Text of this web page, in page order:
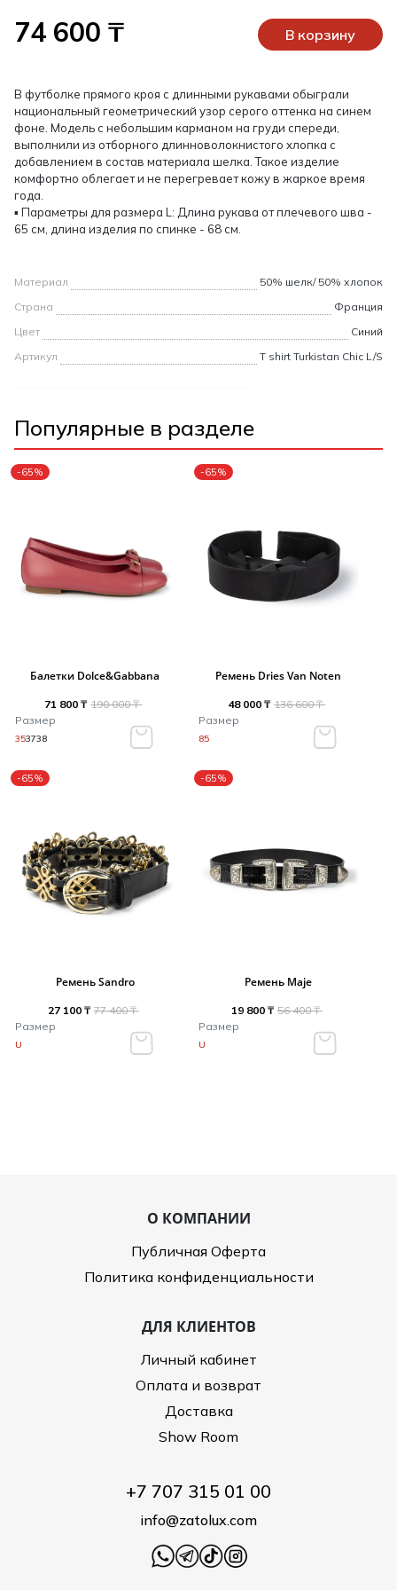
74 600 ₸ В корзину
В футболке прямого кроя с длинными рукавами обыграли
национальный геометрический узор серого оттенка на синем
фоне. Модель с небольшим карманом на груди спереди,
выполнили из отборного длинноволокнистого хлопка с
добавлением в состав материала шелка. Такое изделие
комфортно облегает и не перегревает кожу в жаркое время
года.
▪ Параметры для размера L: Длина рукава от плечевого шва -
65 см, длина изделия по спинке - 68 см.
Материал
50% шелк/ 50% хлопок
Страна
Франция
Цвет
Синий
Артикул
T shirt Turkistan Chic L/S
Популярные в разделе
-65%
Балетки Dolce&Gabbana
71 800 ₸ 190 000 ₸
Размер
353738
-65%
Ремень Dries Van Noten
48 000 ₸ 136 600 ₸
Размер
85
-65%
Ремень Sandro
27 100 ₸ 77 400 ₸
Размер
U
-65%
Ремень Maje
19 800 ₸ 56 400 ₸
Размер
U
О КОМПАНИИ
Публичная Оферта
Политика конфиденциальности
ДЛЯ КЛИЕНТОВ
Личный кабинет
Оплата и возврат
Доставка
Show Room
+7 707 315 01 00
info@zatolux.com